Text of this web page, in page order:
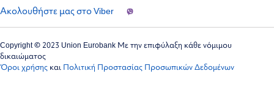
Ακολουθήστε μας στο Viber
Copyright © 2023 Union Eurobank Με την επιφύλαξη κάθε νόμιμου
δικαιώματος
Όροι χρήσης και Πολιτική Προστασίας Προσωπικών Δεδομένων